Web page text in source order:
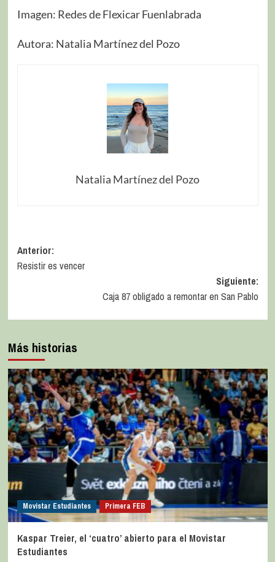
Imagen: Redes de Flexicar Fuenlabrada
Autora: Natalia Martínez del Pozo
Natalia Martínez del Pozo
Anterior:
Resistir es vencer
Siguiente:
Caja 87 obligado a remontar en San Pablo
Más historias
Movistar Estudiantes Primera FEB
Kaspar Treier, el ‘cuatro’ abierto para el Movistar
Estudiantes